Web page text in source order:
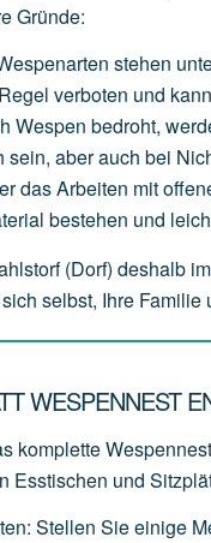
Gründe:
stehen
Regel verboten und kann
Wespen bedroht,
sein, aberauch bei
dasArbeiten mit
bestehen und
(Dorf) deshalb
selbst, Ihre
WESPENNEST
komplette
Esstischen und
: Stellen Sieeinige